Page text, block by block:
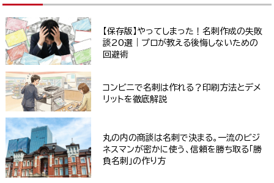
【保存版】やってしまった！名刺作成の失敗
談20選｜プロが教える後悔しないための
回避術
コンビニで名刺は作れる？印刷方法とデメ
リットを徹底解説
丸の内の商談は名刺で決まる。一流のビジ
ネスマンが密かに使う、信頼を勝ち取る「勝
負名刺」の作り方